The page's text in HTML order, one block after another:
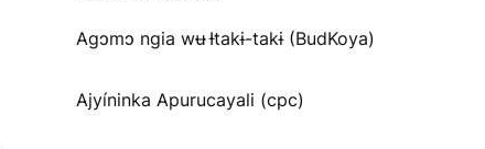
Agɔmɔ ngia wʉ Ɨtakɨ-takɨ (BudKoya)
Ajyíninka Apurucayali (cpc)